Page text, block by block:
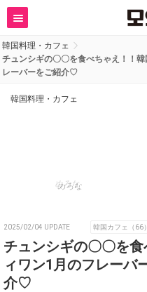
韓国料理・カフェ
チュンシギの〇〇を食べちゃえ！！
レーバーをご紹介♡
韓国料理・カフェ
めろな
2025/02/04 UPDATE 韓国カフェ（66）
チュンシギの〇〇を
ィワン1月のフレーバ
介♡